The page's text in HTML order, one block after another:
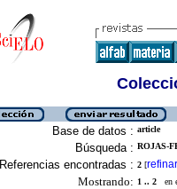
Base de datos : article
Búsqueda : ROJAS-
Referencias encontradas : 2 [refinar
Mostrando: 1 .. 2 en